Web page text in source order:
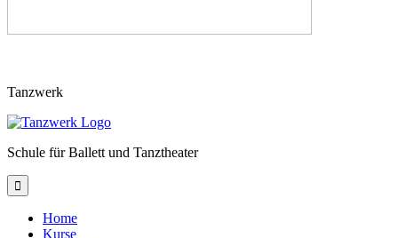
to
Tanzwerk
Schule für Ballett und Tanztheater

Home
Kurse